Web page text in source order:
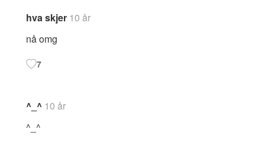
kommentarer
hva skjer 10 år
nå omg
7
^_^ 10 år
^_^